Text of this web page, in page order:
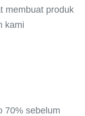
membuat produk
kami
70% sebelum